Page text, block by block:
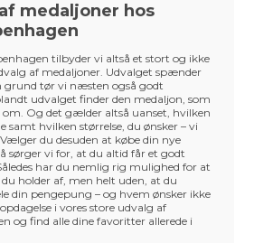
medaljoner hos
tilbyder vi altså et stort og ikke
af medaljoner. Udvalget spænder
grund tør vi næsten også godt
udvalget finder den medaljon, som
Og det gælder altså uanset, hvilken
samt hvilken størrelse, du ønsker – vi
du desuden at købe din nye
sørger vi for, at du altid får et godt
har du nemlig rig mulighed for at
holder af, men helt uden, at du
din pengepung – og hvem ønsker ikke
i vores store udvalg af
og find alle dine favoritter allerede i